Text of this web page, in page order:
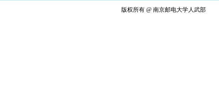
版权所有 @ 南京邮电大学人武